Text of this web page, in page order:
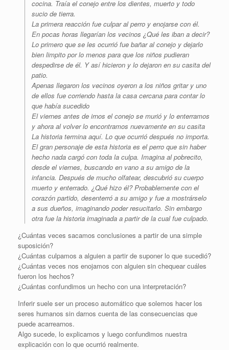
cocina. Traía el conejo entre los dientes, muerto y todo
sucio de tierra.
La primera reacción fue culpar al perro y enojarse con él.
En pocas horas llegarían los vecinos ¿Qué les iban a decir?
Lo primero que se les ocurrió fue bañar al conejo y dejarlo
bien limpito por lo menos para que los niños pudieran
despedirse de él. Y así hicieron y lo dejaron en su casita del
patio.
Apenas llegaron los vecinos oyeron a los niños gritar y uno
de ellos fue corriendo hasta la casa cercana para contar lo
que había sucedido
El viernes antes de irnos el conejo se murió y lo enterramos
y ahora al volver lo encontramos nuevamente en su casita
La historia termina aquí. Lo que ocurrió después no importa.
El gran personaje de esta historia es el perro que sin haber
hecho nada cargó con toda la culpa. Imagina al pobrecito,
desde el viernes, buscando en vano a su amigo de la
infancia. Después de mucho olfatear, descubrió su cuerpo
muerto y enterrado. ¿Qué hizo él? Probablemente con el
corazón partido, desenterró a su amigo y fue a mostrárselo
a sus dueños, imaginando poder resucitarlo. Sin embargo
otra fue la historia imaginada a partir de la cual fue culpado.
¿Cuántas veces sacamos conclusiones a partir de una simple
suposición?
¿Cuántas culpamos a alguien a partir de suponer lo que sucedió?
¿Cuántas veces nos enojamos con alguien sin chequear cuáles
fueron los hechos?
¿Cuántas confundimos un hecho con una interpretación?
Inferir suele ser un proceso automático que solemos hacer los
seres humanos sin darnos cuenta de las consecuencias que
puede acarrearnos.
Algo sucede, lo explicamos y luego confundimos nuestra
explicación con lo que ocurrió realmente.